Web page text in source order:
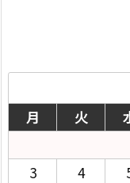
月
火
3
4